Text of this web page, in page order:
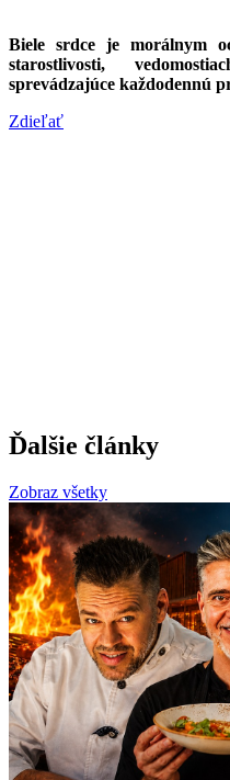
Biele srdce je morálnym
starostlivosti,
sprevádzajúce každodennú
Zdieľať
Ďalšie články
Zobraz všetky